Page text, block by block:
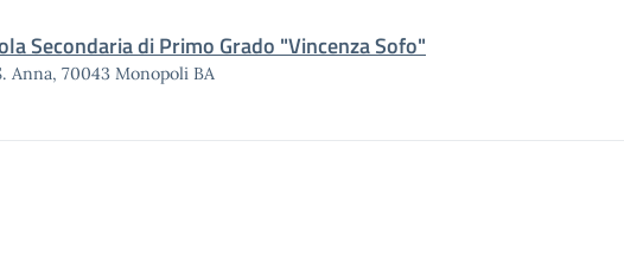
Secondaria di Primo Grado "Vincenza Sofo"
Anna, 70043 Monopoli BA